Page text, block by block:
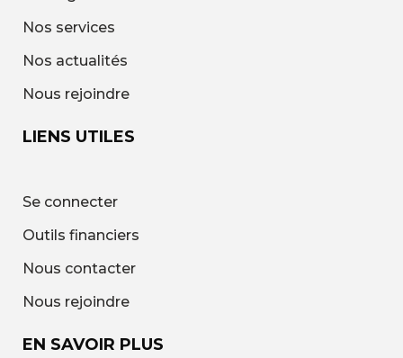
Nos services
Nos actualités
Nous rejoindre
LIENS UTILES
Se connecter
Outils financiers
Nous contacter
Nous rejoindre
EN SAVOIR PLUS